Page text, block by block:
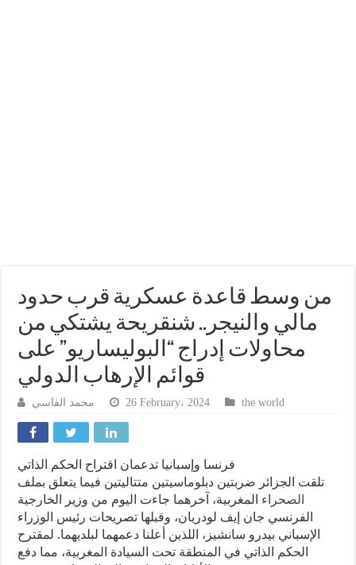
من وسط قاعدة عسكرية قرب حدود
مالي والنيجر.. شنقريحة يشتكي من
محاولات إدراج “البوليساريو” على
قوائم الإرهاب الدولي
محمد الفاسي 26 February، 2024 the world
فرنسا وإسبانيا تدعمان اقتراح الحكم الذاتي
تلقت الجزائر ضربتين دبلوماسيتين متتاليتين فيما يتعلق بملف
الصحراء المغربية، آخرهما جاءت اليوم من وزير الخارجية
الفرنسي جان إيف لودريان، وقبلها تصريحات رئيس الوزراء
الإسباني بيدرو سانشيز، اللذين أعلنا دعمهما لبلديهما. لمقترح
الحكم الذاتي في المنطقة تحت السيادة المغربية، مما دفع